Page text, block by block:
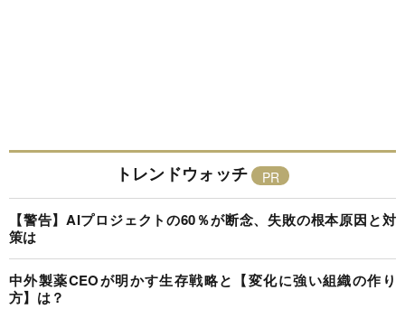
トレンドウォッチ
【警告】AIプロジェクトの60％が断念、失敗の根本原因と対
策は
中外製薬CEOが明かす生存戦略と【変化に強い組織の作り
方】は？